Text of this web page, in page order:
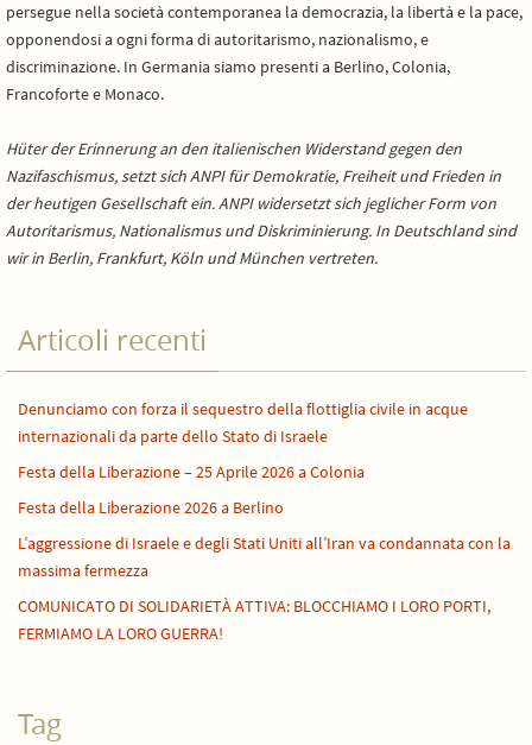
persegue nella società contemporanea la democrazia, la libertà e la pace,
opponendosi a ogni forma di autoritarismo, nazionalismo, e
discriminazione. In Germania siamo presenti a Berlino, Colonia,
Francoforte e Monaco.
Hüter der Erinnerung an den italienischen Widerstand gegen den
Nazifaschismus, setzt sich ANPI für Demokratie, Freiheit und Frieden in
der heutigen Gesellschaft ein. ANPI widersetzt sich jeglicher Form von
Autoritarismus, Nationalismus und Diskriminierung. In Deutschland sind
wir in Berlin, Frankfurt, Köln und München vertreten.
Articoli recenti
Denunciamo con forza il sequestro della flottiglia civile in acque
internazionali da parte dello Stato di Israele
Festa della Liberazione – 25 Aprile 2026 a Colonia
Festa della Liberazione 2026 a Berlino
L’aggressione di Israele e degli Stati Uniti all’Iran va condannata con la
massima fermezza
COMUNICATO DI SOLIDARIETÀ ATTIVA: BLOCCHIAMO I LORO PORTI,
FERMIAMO LA LORO GUERRA!
Tag